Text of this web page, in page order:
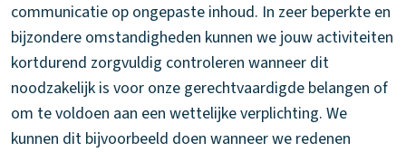
communicatie op ongepaste inhoud. In zeer beperkte en
bijzondere omstandigheden kunnen we jouw activiteiten
kortdurend zorgvuldig controleren wanneer dit
noodzakelijk is voor onze gerechtvaardigde belangen of
om te voldoen aan een wettelijke verplichting. We
kunnen dit bijvoorbeeld doen wanneer we redenen